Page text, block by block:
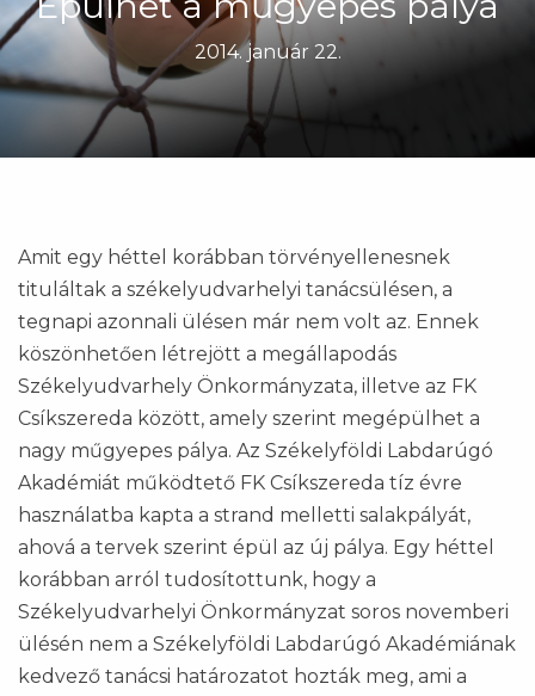
2014. január 22.
Amit egy héttel korábban törvényellenesnek
tituláltak a székelyudvarhelyi tanácsülésen, a
tegnapi azonnali ülésen már nem volt az. Ennek
köszönhetően létrejött a megállapodás
Székelyudvarhely Önkormányzata, illetve az FK
Csíkszereda között, amely szerint megépülhet a
nagy műgyepes pálya. Az Székelyföldi Labdarúgó
Akadémiát működtető FK Csíkszereda tíz évre
használatba kapta a strand melletti salakpályát,
ahová a tervek szerint épül az új pálya. Egy héttel
korábban arról tudosítottunk, hogy a
Székelyudvarhelyi Önkormányzat soros novemberi
ülésén nem a Székelyföldi Labdarúgó Akadémiának
kedvező tanácsi határozatot hozták meg, ami a